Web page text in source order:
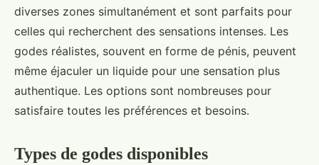
diverses zones simultanément et sont parfaits pour
celles qui recherchent des sensations intenses. Les
godes réalistes, souvent en forme de pénis, peuvent
même éjaculer un liquide pour une sensation plus
authentique. Les options sont nombreuses pour
satisfaire toutes les préférences et besoins.
Types de godes disponibles